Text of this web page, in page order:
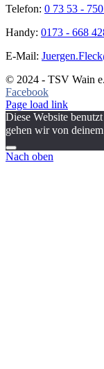
Telefon: 0 73 53 -
Handy: 0173 - 668
E-Mail:
© 2024 - TSV Wain
Facebook
Page load link
Diese Website
gehen wir von
Nach oben